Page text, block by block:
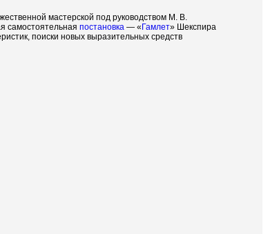
мастерской под руководством М. В.
самостоятельная постановка — « Гамлет» Шекспира
поиски новых выразительных средств